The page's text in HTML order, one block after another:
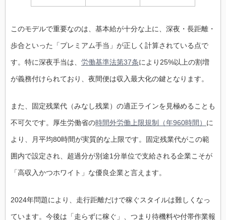
このモデルで重要なのは、基本給が十分な上に、深夜・長距離・
歩合といった「プレミアム手当」が正しく計算されている点で
す。特に深夜手当は、 労働基準法第37条により25%以上の割増
が義務付けられており、夜間便は収入最大化の鍵となります。
また、固定残業代（みなし残業）の適正ラインを見極めることも
不可欠です。厚生労働省の時間外労働上限規制（年960時間） に
より、月平均80時間が実質的な上限です。固定残業代がこの範
囲内で設定され、超過分が別途1分単位で支給される企業こそが
「高収入かつホワイト」な優良企業と言えます。
2024年問題により、走行距離だけで稼ぐスタイルは難しくなっ
ています。今後は「走らずに稼ぐ」、つまり待機料や付帯作業報